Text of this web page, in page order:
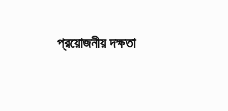
প্রয়োজনীয় দক্ষতা